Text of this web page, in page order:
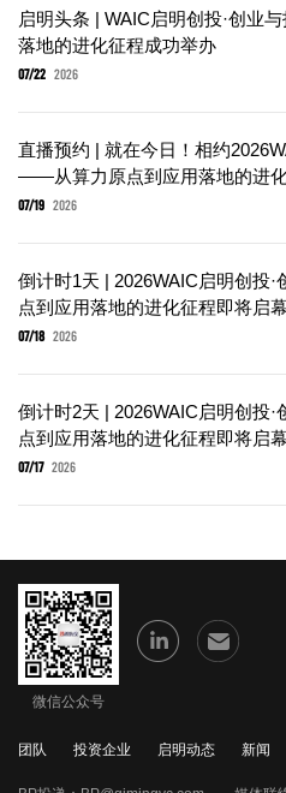
启明头条 | WAIC启明创投·创业
落地的进化征程成功举办
07/22 2026
直播预约 | 就在今日！相约
——从算力原点到应用落地的进
07/19 2026
倒计时1天 | 2026WAIC启明创
点到应用落地的进化征程即将启幕
07/18 2026
倒计时2天 | 2026WAIC启明创
点到应用落地的进化征程即将启幕
07/17 2026
微信公众号
团队 投资企业 启明动态 新闻